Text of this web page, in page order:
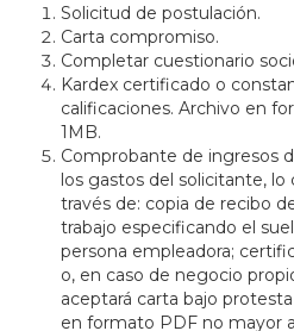
Solicitud de postulación.
Carta compromiso.
Completar cuestionario
Kardex certificado o
calificaciones. Archivo en
1MB.
Comprobante de ingresos
los gastos del solicitante, lo
través de: copia de recibo
trabajo especificando el
persona empleadora;
o, en caso de negocio
aceptará carta bajo
en formato PDF no mayor